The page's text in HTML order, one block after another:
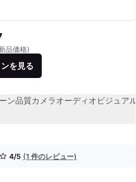
ュ品の価格：
品価格)
を見る
ン品質カメラオーディオビジュアル
4/5 (1 件のレビュー)